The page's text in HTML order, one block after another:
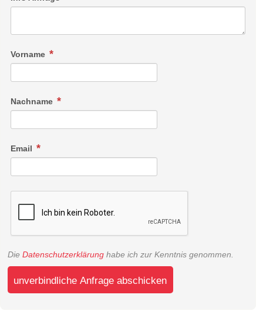
Vorname
Nachname
Email
Die Datenschutzerklärung habe ich zur Kenntnis genommen.
unverbindliche Anfrage abschicken